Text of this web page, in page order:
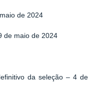
de 2024
de maio de 2024
da seleção – 4 de